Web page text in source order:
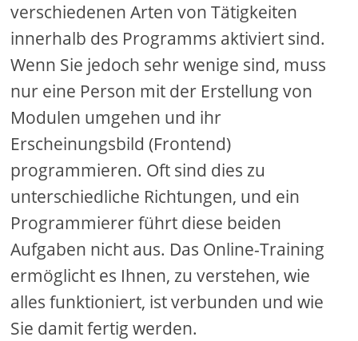
verschiedenen Arten von Tätigkeiten
innerhalb des Programms aktiviert sind.
Wenn Sie jedoch sehr wenige sind, muss
nur eine Person mit der Erstellung von
Modulen umgehen und ihr
Erscheinungsbild (Frontend)
programmieren. Oft sind dies zu
unterschiedliche Richtungen, und ein
Programmierer führt diese beiden
Aufgaben nicht aus. Das Online-Training
ermöglicht es Ihnen, zu verstehen, wie
alles funktioniert, ist verbunden und wie
Sie damit fertig werden.